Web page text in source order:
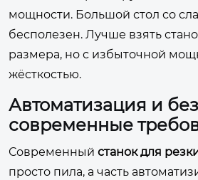
мощности. Большой стол со
бесполезен. Лучше взять
размера, но с избыточной
жёсткостью.
Автоматизация и
современные
Современный станок для
просто пила, а часть